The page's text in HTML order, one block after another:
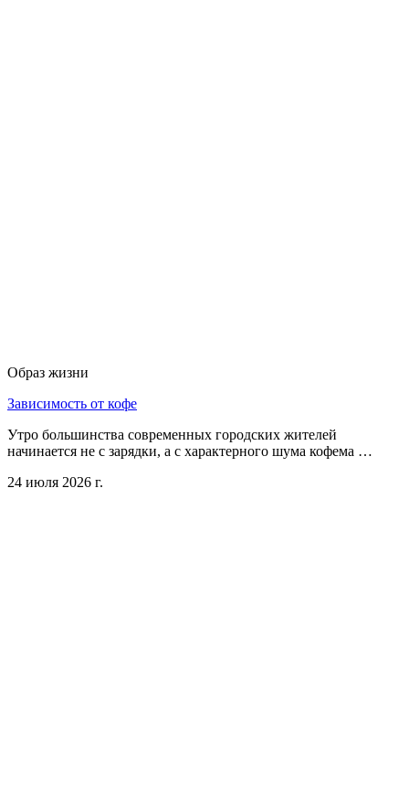
Образ жизни
Зависимость от кофе
Утро большинства современных городских жителей
начинается не с зарядки, а с характерного шума кофема …
24 июля 2026 г.